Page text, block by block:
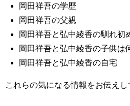
岡田祥吾の学歴
岡田祥吾の父親
岡田祥吾と弘中綾香の馴れ初
岡田祥吾と弘中綾香の子供は
岡田祥吾と弘中綾香の自宅
これらの気になる情報をお伝え